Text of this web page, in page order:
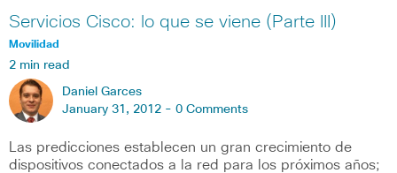
Servicios Cisco: lo que se viene (Parte III)
Movilidad
2 min read
Daniel Garces
January 31, 2012 - 0 Comments
Las predicciones establecen un gran crecimiento de
dispositivos conectados a la red para los próximos años;